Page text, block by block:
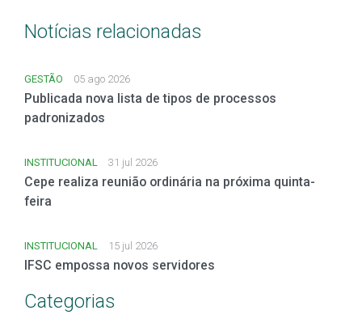
Notícias relacionadas
GESTÃO 05 ago 2026
Publicada nova lista de tipos de processos
padronizados
INSTITUCIONAL 31 jul 2026
Cepe realiza reunião ordinária na próxima quinta-
feira
INSTITUCIONAL 15 jul 2026
IFSC empossa novos servidores
Categorias